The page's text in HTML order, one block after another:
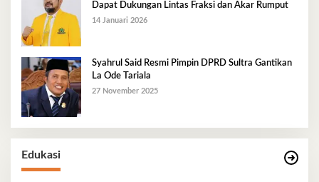
Dapat Dukungan Lintas Fraksi dan Akar Rumput
14 Januari 2026
Syahrul Said Resmi Pimpin DPRD Sultra Gantikan
La Ode Tariala
27 November 2025
Edukasi